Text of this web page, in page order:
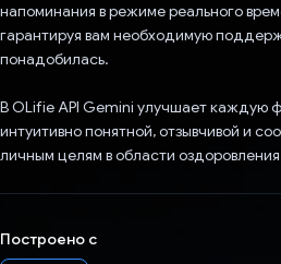
напоминания в режиме реального
гарантируя вам необходимую
понадобилась.
В OLifie API Gemini улучшает каждую
интуитивно понятной, отзывчивой и
личным целям в области
Построено с